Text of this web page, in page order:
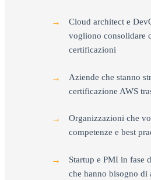
Cloud architect e
vogliono consolidare
certificazioni
Aziende che stanno
certificazione AWS
Organizzazioni che
competenze e best
Startup e PMI in fase
che hanno bisogno di